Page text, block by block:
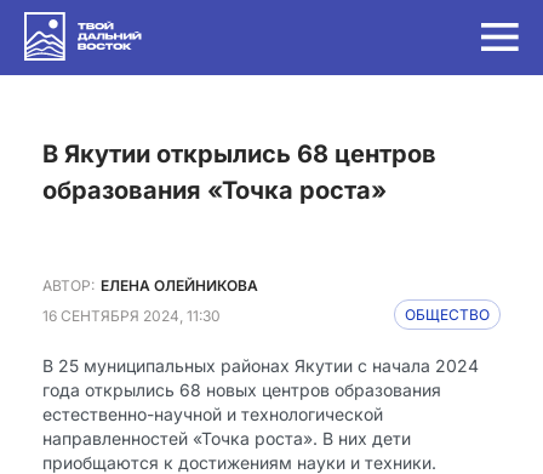
в Якутии открылись 68 центров
образования «Точка роста»
АВТОР: ЕЛЕНА ОЛЕЙНИКОВА
16 СЕНТЯБРЯ 2024, 11:30
ОБЩЕСТВО
В 25 муниципальных районах Якутии с начала 2024
года открылись 68 новых центров образования
естественно-научной и технологической
направленностей «Точка роста». В них дети
приобщаются к достижениям науки и техники.